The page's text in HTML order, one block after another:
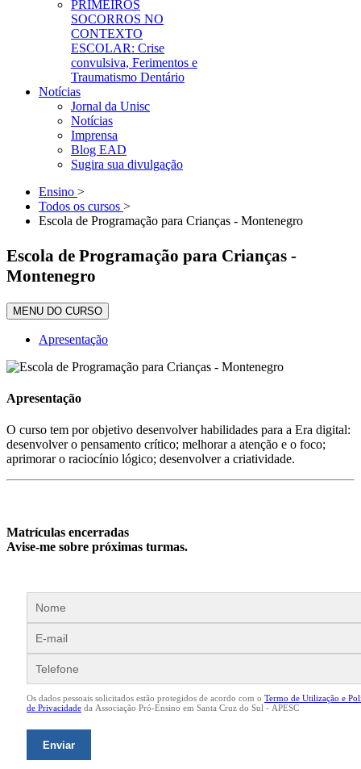
PRIMEIROS
SOCORROS NO
CONTEXTO
ESCOLAR: Crise
convulsiva, Ferimentos e
Traumatismo Dentário
Notícias
Jornal da Unisc
Notícias
Imprensa
Blog EAD
Sugira sua divulgação
Ensino >
Todos os cursos >
Escola de Programação para Crianças - Montenegro
Escola de Programação para Crianças -
Montenegro
MENU DO CURSO
Apresentação
Apresentação
O curso tem por objetivo desenvolver habilidades para a Era digital:
desenvolver o pensamento crítico; melhorar a atenção e o foco;
aprimorar o raciocínio lógico; desenvolver a criatividade.
Matrículas encerradas
Avise-me sobre próximas turmas.